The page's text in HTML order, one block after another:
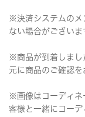
※決済システムのメ
ない場合がございま
※商品が到着しまし
元に商品のご確認を
※画像はコーディネ
客様と一緒にコーデ